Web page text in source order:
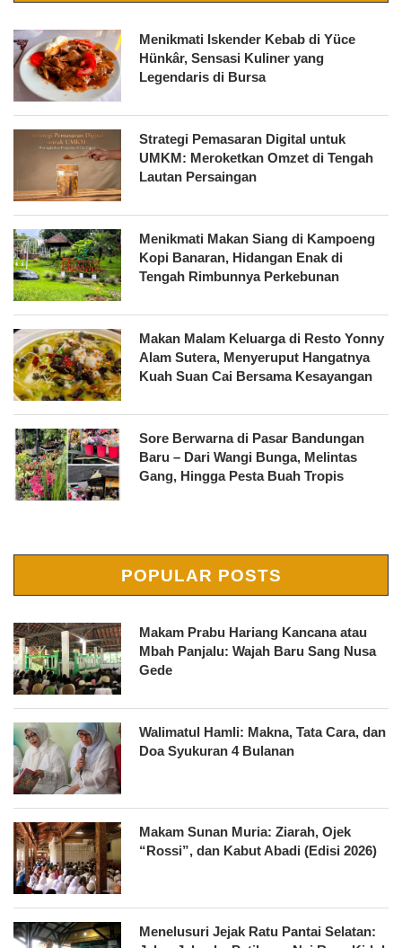
Menikmati Iskender Kebab di Yüce
Hünkâr, Sensasi Kuliner yang
Legendaris di Bursa
Strategi Pemasaran Digital untuk
UMKM: Meroketkan Omzet di Tengah
Lautan Persaingan
Menikmati Makan Siang di Kampoeng
Kopi Banaran, Hidangan Enak di
Tengah Rimbunnya Perkebunan
Makan Malam Keluarga di Resto Yonny
Alam Sutera, Menyeruput Hangatnya
Kuah Suan Cai Bersama Kesayangan
Sore Berwarna di Pasar Bandungan
Baru – Dari Wangi Bunga, Melintas
Gang, Hingga Pesta Buah Tropis
POPULAR POSTS
Makam Prabu Hariang Kancana atau
Mbah Panjalu: Wajah Baru Sang Nusa
Gede
Walimatul Hamli: Makna, Tata Cara, dan
Doa Syukuran 4 Bulanan
Makam Sunan Muria: Ziarah, Ojek
“Rossi”, dan Kabut Abadi (Edisi 2026)
Menelusuri Jejak Ratu Pantai Selatan: